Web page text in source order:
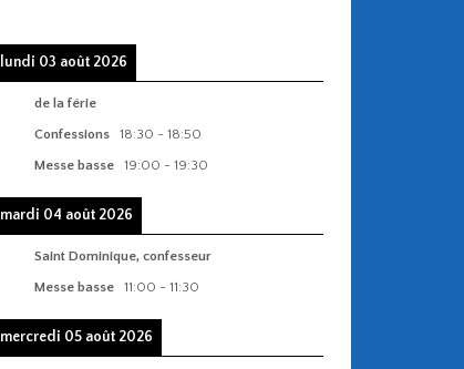
lundi 03 août 2026
de la férie
Confessions
18:30 - 18:50
Messe basse
19:00 - 19:30
mardi 04 août 2026
Saint Dominique, confesseur
Messe basse
11:00 - 11:30
mercredi 05 août 2026